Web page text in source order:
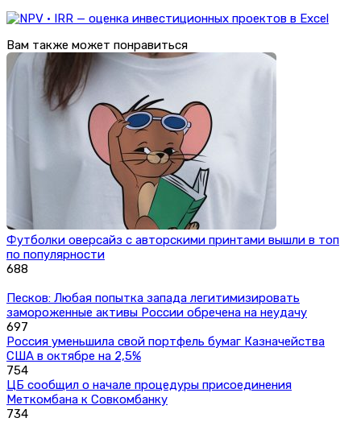
Вам также может понравиться
Футболки оверсайз с авторскими принтами вышли в топ
по популярности
688
Песков: Любая попытка запада легитимизировать
замороженные активы России обречена на неудачу
697
Россия уменьшила свой портфель бумаг Казначейства
США в октябре на 2,5%
754
ЦБ сообщил о начале процедуры присоединения
Меткомбана к Совкомбанку
734